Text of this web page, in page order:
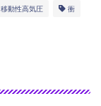
移動性高気圧 衝